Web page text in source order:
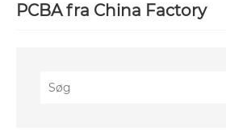
PCBA fra China Factory